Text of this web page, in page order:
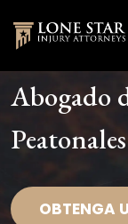
Abogado
OBTENGA